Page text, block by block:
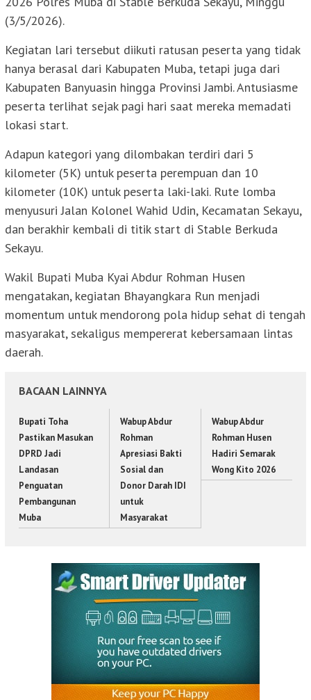
(3/5/2026).
Kegiatan lari tersebut diikuti ratusan peserta yang tidak
hanya berasal dari Kabupaten Muba, tetapi juga dari
Kabupaten Banyuasin hingga Provinsi Jambi. Antusiasme
peserta terlihat sejak pagi hari saat mereka memadati
lokasi start.
Adapun kategori yang dilombakan terdiri dari 5
kilometer (5K) untuk peserta perempuan dan 10
kilometer (10K) untuk peserta laki-laki. Rute lomba
menyusuri Jalan Kolonel Wahid Udin, Kecamatan Sekayu,
dan berakhir kembali di titik start di Stable Berkuda
Sekayu.
Wakil Bupati Muba Kyai Abdur Rohman Husen
mengatakan, kegiatan Bhayangkara Run menjadi
momentum untuk mendorong pola hidup sehat di tengah
masyarakat, sekaligus mempererat kebersamaan lintas
daerah.
BACAAN LAINNYA
Bupati Toha
Pastikan Masukan
DPRD Jadi
Landasan
Penguatan
Pembangunan
Muba
Wabup Abdur
Rohman
Apresiasi Bakti
Sosial dan
Donor Darah IDI
untuk
Masyarakat
Wabup Abdur
Rohman Husen
Hadiri Semarak
Wong Kito 2026